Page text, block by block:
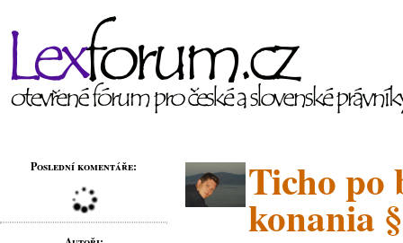
Poslední komentáře: Ticho po
konania